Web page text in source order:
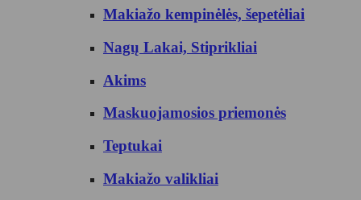
Makiažo kempinėlės, šepetėliai
Nagų Lakai, Stiprikliai
Akims
Maskuojamosios priemonės
Teptukai
Makiažo valikliai